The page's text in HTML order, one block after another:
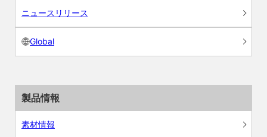
ニュースリリース
Global
製品情報
素材情報